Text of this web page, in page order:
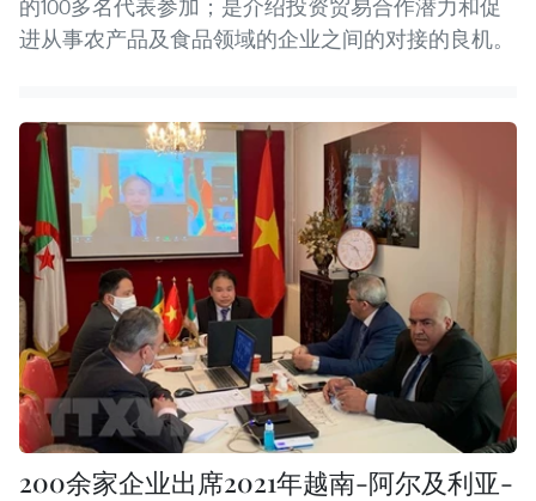
的100多名代表参加；是介绍投资贸易合作潜力和促
进从事农产品及食品领域的企业之间的对接的良机。
200余家企业出席2021年越南-阿尔及利亚-